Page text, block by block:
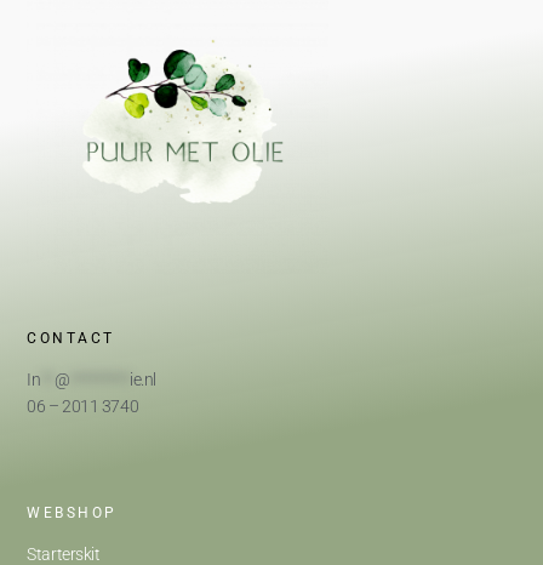
CONTACT
In @
ie.nl
06 – 2011 3740
WEBSHOP
Starterskit